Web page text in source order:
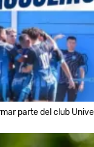
parte del club